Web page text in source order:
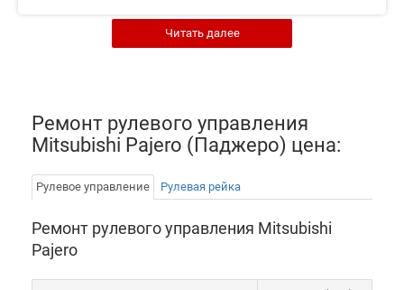
Ускоряют выход из строя системы управления
Однако даже бережное отношение к автомашине
не гарантирует отсутствие проблем.
Естественный износ отдельных деталей
работе. Недорого восстановить функции
механизма можно в центре «Токио Сервис».
Читать далее
Ремонт рулевого управления
Mitsubishi Pajero (Паджеро) цена:
Рулевое управление Рулевая рейка
Ремонт рулевого управления Mitsubishi
Pajero